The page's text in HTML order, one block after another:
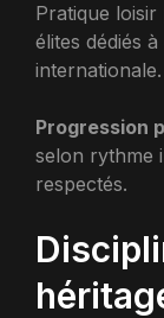
Pratique
élites dédiés
internationale.
Progression
selon rythme
respectés.